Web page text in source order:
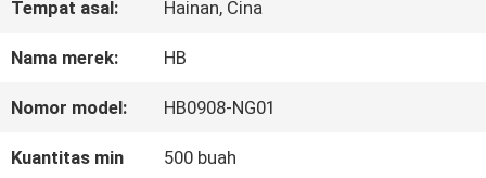
TENTANG
KAMI
Tempat asal: Hainan, Cina
Nama merek: HB
Nomor model: HB0908-NG01
Kuantitas min
500 buah